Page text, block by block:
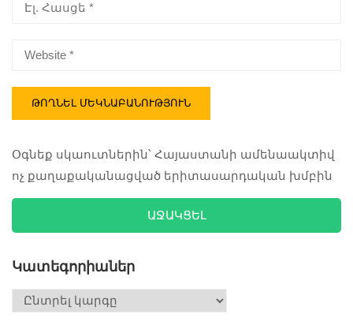
#camping
#Scouts
#camping
#Scouts
#camping
#camping
Օգնեք սկաուտներին՝ Հայաստանի ամենաակտիվ
ոչ քաղաքականացված երիտասարդական խմբին
ԱՋԱԿՑԵԼ
Կատեգորիաներ